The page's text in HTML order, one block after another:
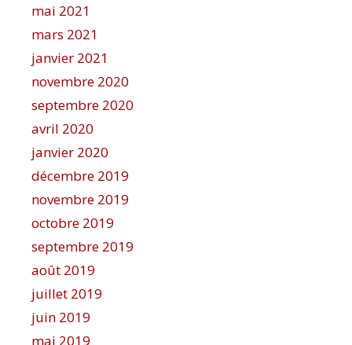
mai 2021
mars 2021
janvier 2021
novembre 2020
septembre 2020
avril 2020
janvier 2020
décembre 2019
novembre 2019
octobre 2019
septembre 2019
août 2019
juillet 2019
juin 2019
mai 2019